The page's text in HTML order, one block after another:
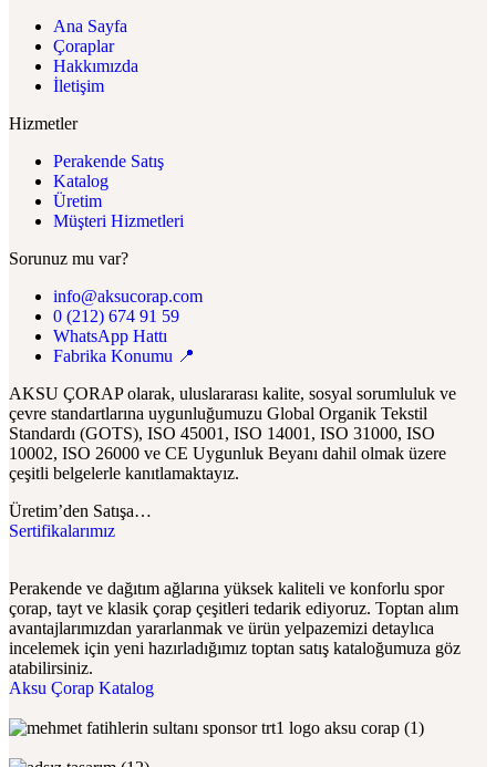
Ana Sayfa
Çoraplar
Hakkımızda
İletişim
Hizmetler
Perakende Satış
Katalog
Üretim
Müşteri Hizmetleri
Sorunuz mu var?
info@aksucorap.com
0 (212) 674 91 59
WhatsApp Hattı
Fabrika Konumu 📍
AKSU ÇORAP olarak, uluslararası kalite, sosyal sorumluluk ve
çevre standartlarına uygunluğumuzu Global Organik Tekstil
Standardı (GOTS), ISO 45001, ISO 14001, ISO 31000, ISO
10002, ISO 26000 ve CE Uygunluk Beyanı dahil olmak üzere
çeşitli belgelerle kanıtlamaktayız.
Üretim’den Satışa…
Sertifikalarımız
Perakende ve dağıtım ağlarına yüksek kaliteli ve konforlu spor
çorap, tayt ve klasik çorap çeşitleri tedarik ediyoruz. Toptan alım
avantajlarımızdan yararlanmak ve ürün yelpazemizi detaylıca
incelemek için yeni hazırladığımız toptan satış kataloğumuza göz
atabilirsiniz.
Aksu Çorap Katalog